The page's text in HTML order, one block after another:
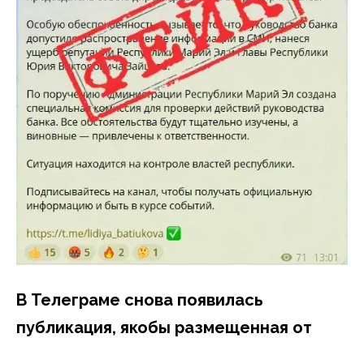
В Телеграме снова появилась
публикация, якобы размещенная от